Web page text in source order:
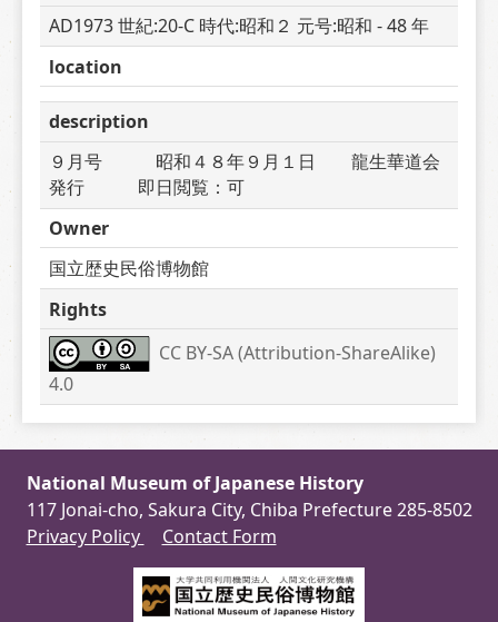
AD1973 世紀:20-C 時代:昭和２ 元号:昭和 - 48 年
location
description
９月号　　　昭和４８年９月１日　　龍生華道会
発行　　　即日閲覧：可
Owner
国立歴史民俗博物館
Rights
CC BY-SA (Attribution-ShareAlike)
4.0
National Museum of Japanese History
117 Jonai-cho, Sakura City, Chiba Prefecture 285-8502
Privacy Policy
Contact Form